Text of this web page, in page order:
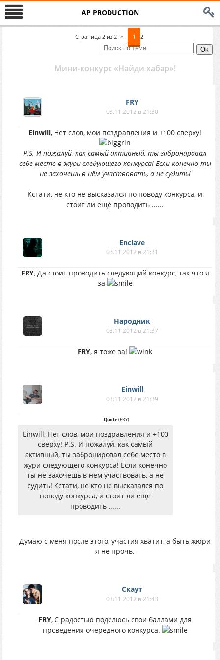
AP PRODUCTION
Страница 2 из 2 « 1 2
Мини-конкурс «Найди хабар»!
FRY
03.11.2012 в 21:30
Einwill, Нет слов, мои поздравления и +100 сверху!
P.S. И пожалуй, как самый активный, ты забронировал
себе место в жури следующего конкурса! Если конечно ты
не захочешь в нём участвовать, а не судить!
Кстати, не кто не высказался по поводу конкурса, и
стоит ли ещё проводить ......
Enclave
03.11.2012 в 21:31
FRY, Да стоит проводить следующий конкурс, так что я
за
Народник
03.11.2012 в 21:37
FRY, я тоже за!
Einwill
03.11.2012 в 21:39
Quote(FRY)
Einwill, Нет слов, мои поздравления и +100
сверху! P.S. И пожалуй, как самый
активный, ты забронировал себе место в
жури следующего конкурса! Если конечно
ты не захочешь в нём участвовать, а не
судить! Кстати, не кто не высказался по
поводу конкурса, и стоит ли ещё
проводить ......
Думаю с меня после этого, участия хватит, а быть жюри
я не прочь.
Скаут
03.11.2012 в 21:43
FRY, С радостью поделюсь свои баллами для
проведения очередного конкурса.